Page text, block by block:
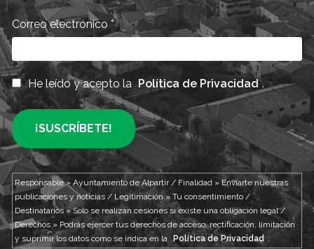
Correo electrónico*
He leído y acepto la Política de Privacidad .
Responsable » Ayuntamiento de Alpartir / Finalidad » Enviarte nuestras
publicaciones y noticias / Legitimación » Tu consentimiento /
Destinatarios » Solo se realizan cesiones si existe una obligación legal /
Derechos » Podrás ejercer tus derechos de acceso, rectificación, limitación
y suprimir los datos como se indica en la
Política de Privacidad .